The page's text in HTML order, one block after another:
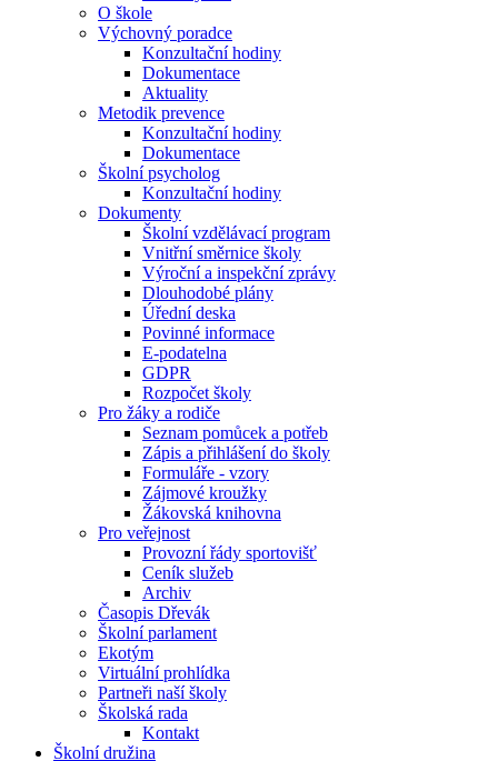
O škole
Výchovný poradce
Konzultační hodiny
Dokumentace
Aktuality
Metodik prevence
Konzultační hodiny
Dokumentace
Školní psycholog
Konzultační hodiny
Dokumenty
Školní vzdělávací program
Vnitřní směrnice školy
Výroční a inspekční zprávy
Dlouhodobé plány
Úřední deska
Povinné informace
E-podatelna
GDPR
Rozpočet školy
Pro žáky a rodiče
Seznam pomůcek a potřeb
Zápis a přihlášení do školy
Formuláře - vzory
Zájmové kroužky
Žákovská knihovna
Pro veřejnost
Provozní řády sportovišť
Ceník služeb
Archiv
Časopis Dřevák
Školní parlament
Ekotým
Virtuální prohlídka
Partneři naší školy
Školská rada
Kontakt
Školní družina